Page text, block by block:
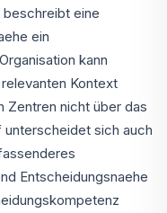
beschreibt eine
ein
kann
Kontext
Zentren nicht über das
sich auch
Entscheidungsnaehe